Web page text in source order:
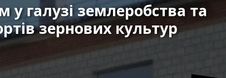
галузі землеробства та
зернових культур